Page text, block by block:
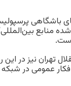
باشگاهی
منابع
تهران نیز در
عمومی در